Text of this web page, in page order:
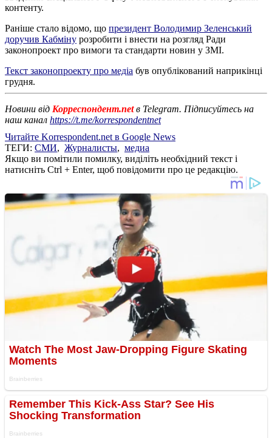
контенту.
Раніше стало відомо, що президент Володимир Зеленський
доручив Кабміну розробити і внести на розгляд Ради
законопроект про вимоги та стандарти новин у ЗМІ.
Текст законопроекту про медіа був опублікований наприкінці
грудня.
Новини від Корреспондент.netв Telegram. Підписуйтесь на
наш канал https://t.me/korrespondentnet
Читайте Korrespondent.net в Google News
ТЕГИ: СМИ, Журналисты, медиа
Якщо ви помітили помилку, виділіть необхідний текст і
натисніть Ctrl + Enter, щоб повідомити про це редакцію.